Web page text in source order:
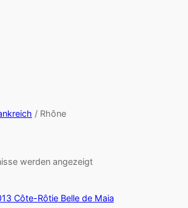
/ Rhône
werden angezeigt
Côte-Rôtie Belle de Maia